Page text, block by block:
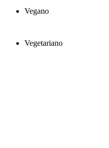
Vegano
Vegetariano